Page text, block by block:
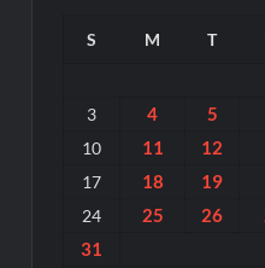
S M T
3 4 5
10 11 12
17 18 19
24 25 26
31